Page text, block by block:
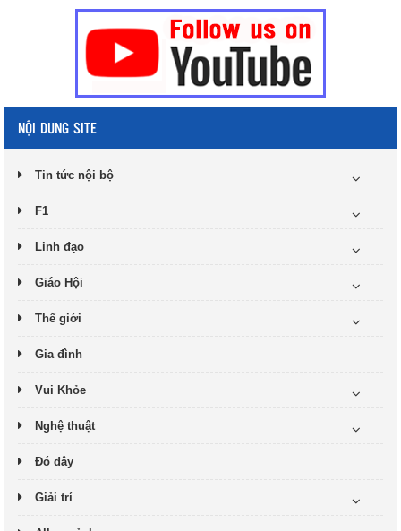
NỘI DUNG SITE
Tin tức nội bộ
F1
Linh đạo
Giáo Hội
Thế giới
Gia đình
Vui Khỏe
Nghệ thuật
Đó đây
Giải trí